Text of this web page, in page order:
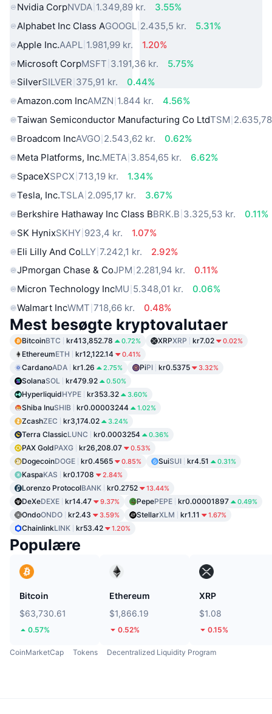
Nvidia CorpNVDA 1.349,89 kr.
3.55%
Alphabet Inc Class AGOOGL 2.435,5 kr.
5.31%
Apple Inc.AAPL 1.981,99 kr.
1.20%
Microsoft CorpMSFT 3.191,36 kr.
5.75%
SilverSILVER 375,91 kr.
0.44%
Amazon.com IncAMZN 1.844 kr.
4.56%
Taiwan Semiconductor Manufacturing Co LtdTSM
Broadcom IncAVGO 2.543,62 kr.
0.62%
Meta Platforms, Inc.META 3.854,65 kr.
6.62%
SpaceXSPCX 713,19 kr.
1.34%
Tesla, Inc.TSLA 2.095,17 kr.
3.67%
Berkshire Hathaway Inc Class BBRK.B 3.325,53 kr.
0.11%
SK HynixSKHY 923,4 kr.
1.07%
Eli Lilly And CoLLY 7.242,1 kr.
2.92%
JPmorgan Chase & CoJPM 2.281,94 kr.
0.11%
Micron Technology IncMU 5.348,01 kr.
0.06%
Walmart IncWMT 718,66 kr. 0.48%
Mest besøgte kryptovalutaer
BitcoinBTC kr413,852.78 0.72% XRPXRP kr7.02 0.02%
EthereumETH kr12,122.14 0.41%
CardanoADA kr1.26 2.75% PiPI kr0.5375 3.32%
SolanaSOL kr479.92 0.50%
HyperliquidHYPE kr353.32 3.60%
Shiba InuSHIB kr0.00003244 1.02%
ZcashZEC kr3,174.02 3.24%
Terra ClassicLUNC kr0.0003254 0.36%
PAX GoldPAXG kr26,208.07 0.53%
DogecoinDOGE kr0.4565 0.85% SuiSUI kr4.51 0.31%
KaspaKAS kr0.1708 2.84%
Lorenzo ProtocolBANK kr0.2752 13.44%
DeXeDEXE kr14.47 9.37% PepePEPE kr0.00001897 0.49%
OndoONDO kr2.43 3.59% StellarXLM kr1.11 1.67%
ChainlinkLINK kr53.42 1.20%
Populære
Bitcoin
$63,730.61
0.57%
Ethereum
$1,866.19
0.52%
XRP
$1.08
0.15%
CoinMarketCap Tokens Decentralized Liquidity Program